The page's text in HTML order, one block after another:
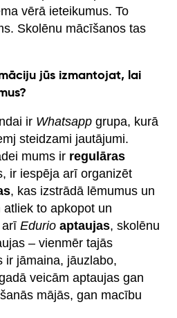
vērā ieteikumus. To
Skolēnu mācīšanos tas
jūs izmantojat, lai
ir Whatsapp grupa, kurā
steidzami jautājumi.
mums ir regulāras
ir iespēja arī organizēt
, kas izstrādā lēmumus un
to apkopot un
arī Edurio aptaujas, skolēnu
– vienmēr tajās
ir jāmaina, jāuzlabo,
veicām aptaujas gan
mājās, gan macību